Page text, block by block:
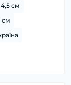
4,5 см
см